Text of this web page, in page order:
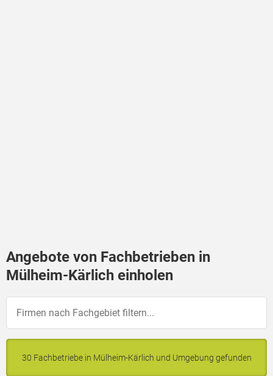
Angebote von Fachbetrieben in
Mülheim-Kärlich einholen
30 Fachbetriebe in Mülheim-Kärlich und Umgebung gefunden